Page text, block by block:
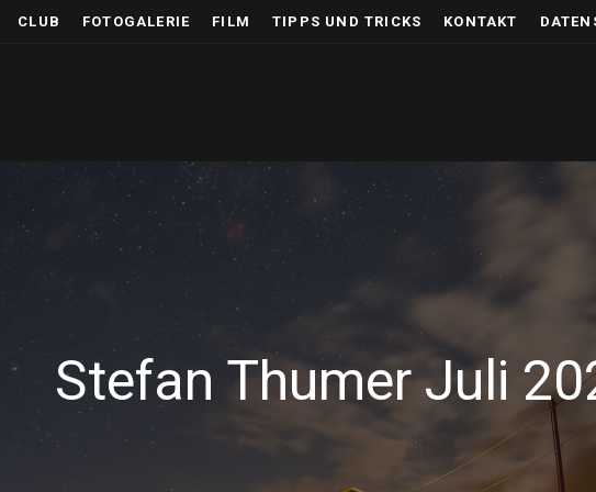
CLUB FOTOGALERIE FILM TIPPS UND TRICKS KONTAKT
Stefan Thumer Juli